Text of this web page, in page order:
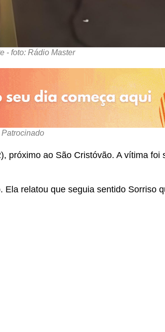
- foto: Rádio Master
próximo ao São Cristóvão. A vítima foi
relatou que seguia sentido Sorriso